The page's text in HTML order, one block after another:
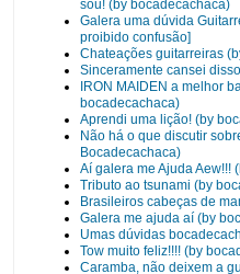
sou! (by bocadecachaca)
Galera uma dúvida
proibido confusão]
Chateações guitarreiras
Sinceramente cansei
IRON MAIDEN a melhor
bocadecachaca)
Aprendi uma lição! (by
Não há o que discutir
Bocadecachaca)
Aí galera me Ajuda Aew!!!
Tributo ao tsunami (by
Brasileiros cabeças de
Galera me ajuda aí (by
Umas dúvidas
Tow muito feliz!!!! (by
Caramba, não deixem a